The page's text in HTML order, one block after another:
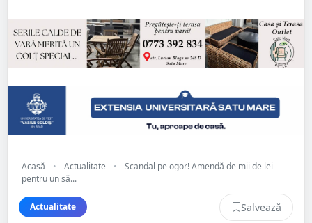
Acasă • Actualitate •
Scandal pe ogor! Amendă de mii de lei
pentru un să...
Actualitate Salvează